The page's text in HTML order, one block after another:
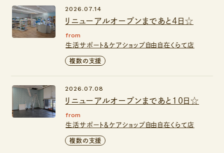
リニューアルオープンまであと4日☆
2026.07.14
from
生活サポート＆ケアショップ自由自在くらて店
複数の支援
リニューアルオープンまであと10日☆
2026.07.08
from
生活サポート＆ケアショップ自由自在くらて店
複数の支援